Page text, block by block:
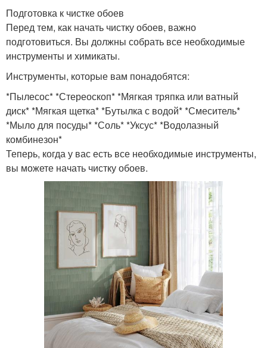
Подготовка к чистке обоев
Перед тем, как начать чистку обоев, важно
подготовиться. Вы должны собрать все необходимые
инструменты и химикаты.
Инструменты, которые вам понадобятся:
*Пылесос* *Стереоскоп* *Мягкая тряпка или ватный
диск* *Мягкая щетка* *Бутылка с водой* *Смеситель*
*Мыло для посуды* *Соль* *Уксус* *Водолазный
комбинезон*
Теперь, когда у вас есть все необходимые инструменты,
вы можете начать чистку обоев.